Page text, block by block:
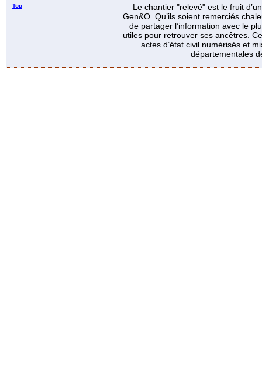
Top
Le chantier "relevé" est le fruit
Gen&O. Qu’ils soient remerciés
de partager l’information avec le
utiles pour retrouver ses ancêtres.
actes d’état civil numérisés et
départementales